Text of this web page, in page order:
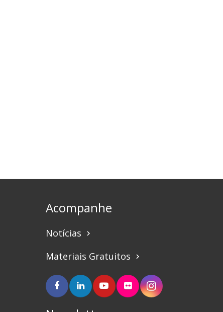
Acompanhe
Notícias keyboard_arrow_right
Materiais Gratuitos keyboard_arrow_right